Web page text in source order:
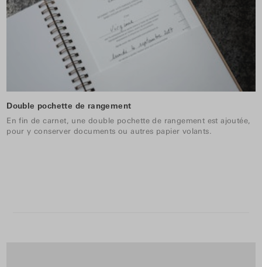
Double pochette de rangement
En fin de carnet, une double pochette de rangement est ajoutée,
pour y conserver documents ou autres papier volants.